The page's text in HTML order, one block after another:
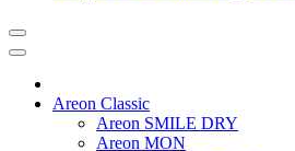
Areon Classic
Areon SMILE DRY
Areon MON